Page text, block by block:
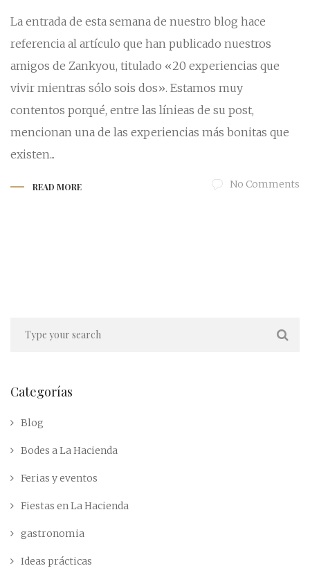
La entrada de esta semana de nuestro blog hace
referencia al artículo que han publicado nuestros
amigos de Zankyou, titulado «20 experiencias que
vivir mientras sólo sois dos». Estamos muy
contentos porqué, entre las línieas de su post,
mencionan una de las experiencias más bonitas que
existen...
READ MORE No Comments
Categorías
Blog
Bodes a La Hacienda
Ferias y eventos
Fiestas en La Hacienda
gastronomia
Ideas prácticas